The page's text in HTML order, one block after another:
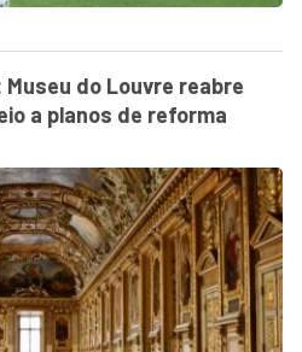
do Louvre reabre
a planos de reforma